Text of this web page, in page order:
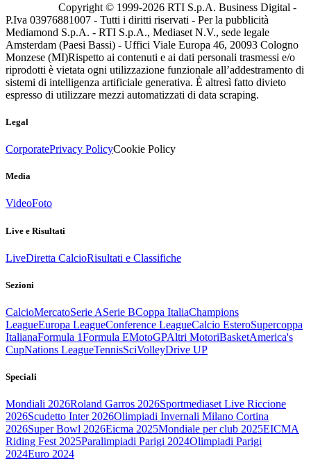
Copyright © 1999-2026 RTI S.p.A. Business Digital -
P.Iva 03976881007 - Tutti i diritti riservati - Per la pubblicità
Mediamond S.p.A. - RTI S.p.A., Mediaset N.V., sede legale
Amsterdam (Paesi Bassi) - Uffici Viale Europa 46, 20093 Cologno
Monzese (MI)Rispetto ai contenuti e ai dati personali trasmessi e/o
riprodotti è vietata ogni utilizzazione funzionale all’addestramento di
sistemi di intelligenza artificiale generativa. È altresì fatto divieto
espresso di utilizzare mezzi automatizzati di data scraping.
Legal
CorporatePrivacy PolicyCookie Policy
Media
VideoFoto
Live e Risultati
LiveDiretta CalcioRisultati e Classifiche
Sezioni
CalcioMercatoSerie ASerie BCoppa ItaliaChampions
LeagueEuropa LeagueConference LeagueCalcio EsteroSupercoppa
ItalianaFormula 1Formula EMotoGPAltri MotoriBasketAmerica's
CupNations LeagueTennisSciVolleyDrive UP
Speciali
Mondiali 2026Roland Garros 2026Sportmediaset Live Riccione
2026Scudetto Inter 2026Olimpiadi Invernali Milano Cortina
2026Super Bowl 2026Eicma 2025Mondiale per club 2025EICMA
Riding Fest 2025Paralimpiadi Parigi 2024Olimpiadi Parigi
2024Euro 2024